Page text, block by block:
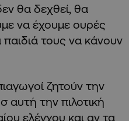
θα δεχθεί, θα
να έχουμε ουρές
τους να κάνουν
ζητούν την
αυτή την πιλοτική
ελέγχου και αν τα